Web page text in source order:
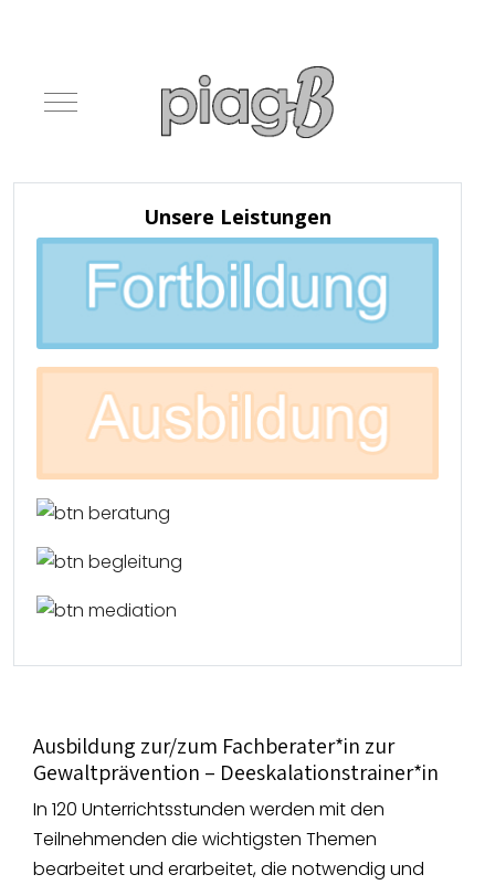
Mobile Menu Toggle
Unsere Leistungen
Ausbildung zur/zum Fachberater*in zur
Gewaltprävention – Deeskalationstrainer*in
In 120 Unterrichtsstunden werden mit den
Teilnehmenden die wichtigsten Themen
bearbeitet und erarbeitet, die notwendig und